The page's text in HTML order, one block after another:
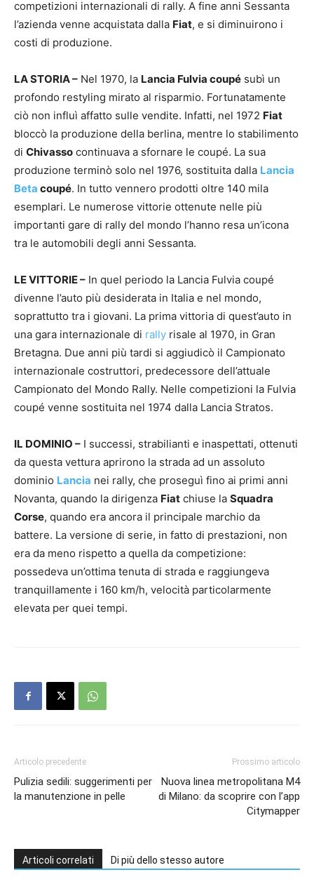
competizioni internazionali di rally. A fine anni Sessanta
l’azienda venne acquistata dalla Fiat, e si diminuirono i
costi di produzione.
LA STORIA – Nel 1970, la Lancia Fulvia coupé subì un
profondo restyling mirato al risparmio. Fortunatamente
ciò non influì affatto sulle vendite. Infatti, nel 1972 Fiat
bloccò la produzione della berlina, mentre lo stabilimento
di Chivasso continuava a sfornare le coupé. La sua
produzione terminò solo nel 1976, sostituita dalla Lancia
Beta coupé. In tutto vennero prodotti oltre 140 mila
esemplari. Le numerose vittorie ottenute nelle più
importanti gare di rally del mondo l’hanno resa un’icona
tra le automobili degli anni Sessanta.
LE VITTORIE – In quel periodo la Lancia Fulvia coupé
divenne l’auto più desiderata in Italia e nel mondo,
soprattutto tra i giovani. La prima vittoria di quest’auto in
una gara internazionale di rally risale al 1970, in Gran
Bretagna. Due anni più tardi si aggiudicò il Campionato
internazionale costruttori, predecessore dell’attuale
Campionato del Mondo Rally. Nelle competizioni la Fulvia
coupé venne sostituita nel 1974 dalla Lancia Stratos.
IL DOMINIO – I successi, strabilianti e inaspettati, ottenuti
da questa vettura aprirono la strada ad un assoluto
dominio Lancia nei rally, che proseguì fino ai primi anni
Novanta, quando la dirigenza Fiat chiuse la Squadra
Corse, quando era ancora il principale marchio da
battere. La versione di serie, in fatto di prestazioni, non
era da meno rispetto a quella da competizione:
possedeva un’ottima tenuta di strada e raggiungeva
tranquillamente i 160 km/h, velocità particolarmente
elevata per quei tempi.
Articolo precedente
Pulizia sedili: suggerimenti per
la manutenzione in pelle
Prossimo articolo
Nuova linea metropolitana M4
di Milano: da scoprire con l’app
Citymapper
Articoli correlati Di più dello stesso autore